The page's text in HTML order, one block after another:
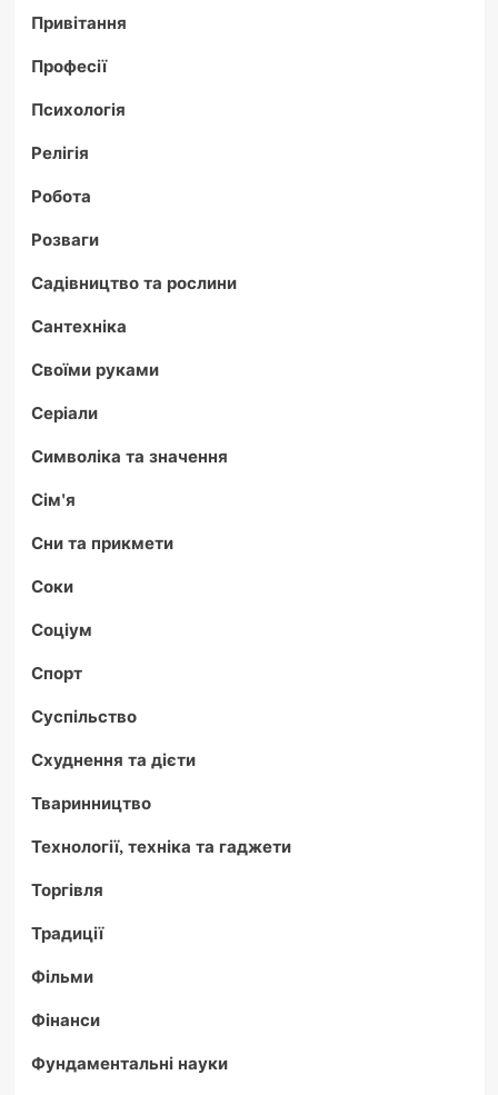
Привітання
Професії
Психологія
Релігія
Робота
Розваги
Садівництво та рослини
Сантехніка
Своїми руками
Серіали
Символіка та значення
Сім'я
Сни та прикмети
Соки
Соціум
Спорт
Суспільство
Схуднення та дієти
Тваринництво
Технології, техніка та гаджети
Торгівля
Традиції
Фільми
Фінанси
Фундаментальні науки